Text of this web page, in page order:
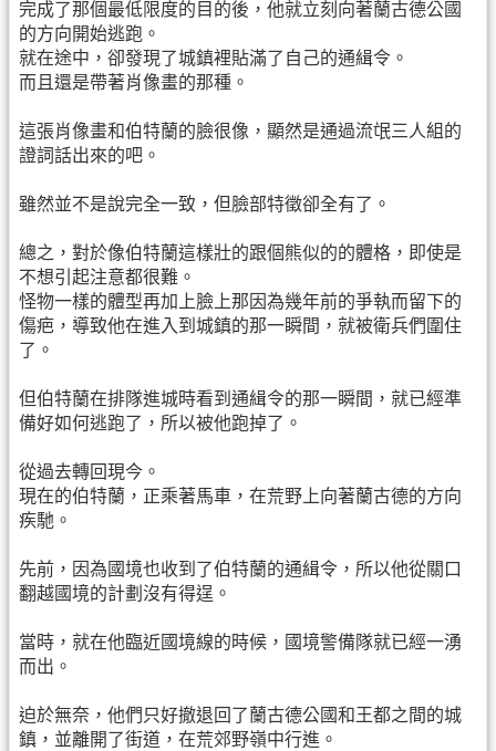
完成了那個最低限度的目的後，他就立刻向著蘭古德公國
的方向開始逃跑。
就在途中，卻發現了城鎮裡貼滿了自己的通緝令。
而且還是帶著肖像畫的那種。
這張肖像畫和伯特蘭的臉很像，顯然是通過流氓三人組的
證詞話出來的吧。
雖然並不是說完全一致，但臉部特徵卻全有了。
總之，對於像伯特蘭這樣壯的跟個熊似的的體格，即使是
不想引起注意都很難。
怪物一樣的體型再加上臉上那因為幾年前的爭執而留下的
傷疤，導致他在進入到城鎮的那一瞬間，就被衛兵們圍住
了。
但伯特蘭在排隊進城時看到通緝令的那一瞬間，就已經準
備好如何逃跑了，所以被他跑掉了。
從過去轉回現今。
現在的伯特蘭，正乘著馬車，在荒野上向著蘭古德的方向
疾馳。
先前，因為國境也收到了伯特蘭的通緝令，所以他從關口
翻越國境的計劃沒有得逞。
當時，就在他臨近國境線的時候，國境警備隊就已經一湧
而出。
迫於無奈，他們只好撤退回了蘭古德公國和王都之間的城
鎮，並離開了街道，在荒郊野嶺中行進。